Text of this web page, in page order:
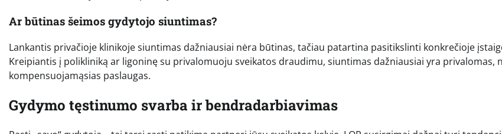
Ar būtinas šeimos gydytojo siuntimas?
Lankantis privačioje klinikoje siuntimas dažniausiai nėra būtinas, tačiau patartina pasitikslinti konkrečioje
Kreipiantis į polikliniką ar ligoninę su privalomuoju sveikatos draudimu, siuntimas dažniausiai yra privalomas,
kompensuojamąsias paslaugas.
Gydymo tęstinumo svarba ir bendradarbiavimas